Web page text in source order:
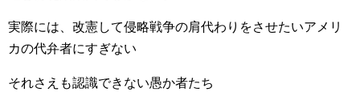
実際には、改憲して侵略戦争の肩代わりをさせたいアメリ
カの代弁者にすぎない
それさえも認識できない愚か者たち